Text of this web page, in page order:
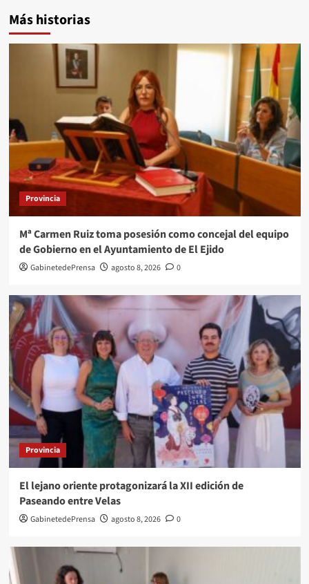
Más historias
Provincia
Mª Carmen Ruiz toma posesión como concejal del equipo
de Gobierno en el Ayuntamiento de El Ejido
GabinetedePrensa agosto 8, 2026 0
Provincia
El lejano oriente protagonizará la XII edición de
Paseando entre Velas
GabinetedePrensa agosto 8, 2026 0